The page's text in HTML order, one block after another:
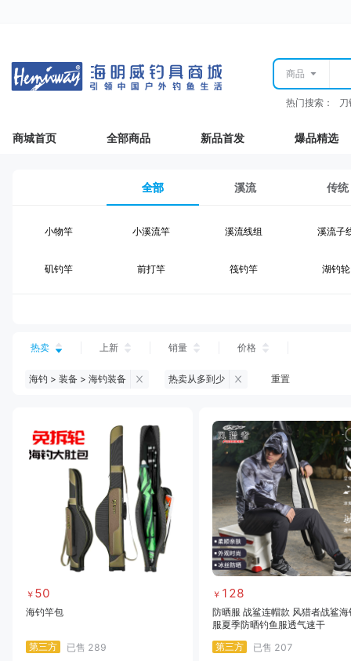
商品
热门搜索：
商城首页 全部商品 新品首发 爆品精选
全部 溪流 传统
小物竿 小溪流竿 溪流线组 溪流子
矶钓竿 前打竿 筏钓竿 湖钓轮
台钓仕挂 台钓钩
钓鱼伞 台钓服饰 台钓装备
黑坑钓灯 黑坑网
黑坑饵料 马口竿 路亚竿 雷强竿
路亚装备 海钓竿 海钓轮 海钓线
热卖 上新 销量 价格
海钓 > 装备 > 海钓装备 热卖从多到少 重置
￥ 50
海钓竿包
第三方 已售 289
￥ 128
防晒服 战鲨连帽款 风猎者战鲨海
服夏季防晒钓鱼服透气速干
第三方
已售 207